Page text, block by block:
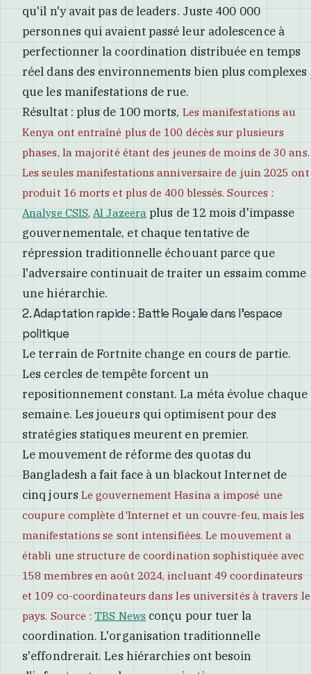
qu'il n'y avait pas de leaders. Juste 400 000
personnes qui avaient passé leur adolescence à
perfectionner la coordination distribuée en temps
réel dans des environnements bien plus complexes
que les manifestations de rue.
Résultat : plus de 100 morts, Les manifestations au
Kenya ont entraîné plus de 100 décès sur plusieurs
phases, la majorité étant des jeunes de moins de 30 ans.
Les seules manifestations anniversaire de juin 2025 ont
produit 16 morts et plus de 400 blessés. Sources :
Analyse CSIS,Al Jazeera plus de 12 mois d'impasse
gouvernementale, et chaque tentative de
répression traditionnelle échouant parce que
l'adversaire continuait de traiter un essaim comme
une hiérarchie.
2. Adaptation rapide : Battle Royale dans l'espace
politique
Le terrain de Fortnite change en cours de partie.
Les cercles de tempête forcent un
repositionnement constant. La méta évolue chaque
semaine. Les joueurs qui optimisent pour des
stratégies statiques meurent en premier.
Le mouvement de réforme des quotas du
Bangladesh a fait face à un blackout Internet de
cinq jours Le gouvernement Hasina a imposé une
coupure complète d'Internet et un couvre-feu, mais les
manifestations se sont intensifiées. Le mouvement a
établi une structure de coordination sophistiquée avec
158 membres en août 2024, incluant 49 coordinateurs
et 109 co-coordinateurs dans les universités à travers le
pays. Source :TBS Newsconçu pour tuer la
coordination. L'organisation traditionnelle
s'effondrerait. Les hiérarchies ont besoin